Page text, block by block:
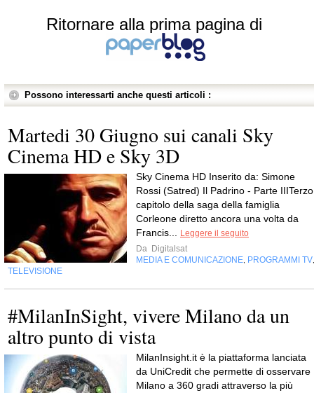
Ritornare alla prima pagina di
Possono interessarti anche questi articoli :
Martedi 30 Giugno sui canali Sky
Cinema HD e Sky 3D
Sky Cinema HD Inserito da: Simone
Rossi (Satred) Il Padrino - Parte IIITerzo
capitolo della saga della famiglia
Corleone diretto ancora una volta da
Francis...
Leggere il seguito
Da Digitalsat
MEDIA E COMUNICAZIONE PROGRAMMI TV
TELEVISIONE
#MilanInSight, vivere Milano da un
altro punto di vista
MilanInsight.it è la piattaforma lanciata
da UniCredit che permette di osservare
Milano a 360 gradi attraverso la più